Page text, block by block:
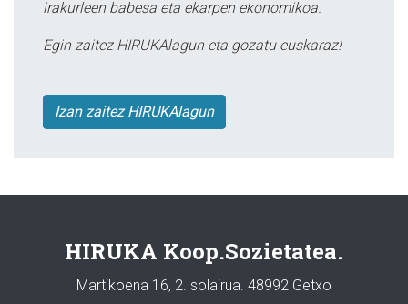
irakurleen babesa eta ekarpen ekonomikoa.
Egin zaitez HIRUKAlagun eta gozatu euskaraz!
Izan zaitez HIRUKAlagun
HIRUKA Koop.Sozietatea.
Martikoena 16, 2. solairua. 48992 Getxo